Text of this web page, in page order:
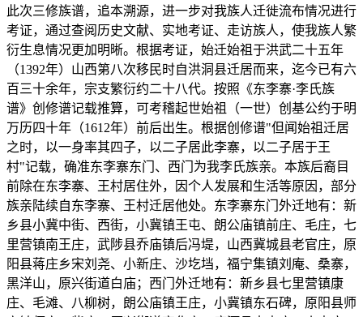
此次三修族谱，追本溯源，进一步对我族人迁徙流布情况进行
考证，通过查阅历史文献、实地考证、走访族人，使我族人繁
衍生息情况更加明晰。根据考证，始迁始祖于洪武二十五年
（1392年）山西第八次移民时自洪洞县迁居而来，迄今已有六
百三十余年，宗支繁衍约二十八代。按照《东李寨·李氏族
谱》创修谱记载推算，可考稽起世始祖（一世）创基公约于明
万历四十年（1612年）前后出生。根据创修谱"但闻始祖迁居
之时，以一身率其四子，以二子居此李寨，以二子居于王
村"记载，确准东李寨东门、西门为我李氏族亲。本族后裔目
前除在东李寨、王村居住外，因个人发展和生活等原因，部分
族亲陆续自东李寨、王村迁居他处。东李寨东门外迁地有：新
乡县小冀中街、西街，小冀镇王屯、朗公庙镇前庄、毛庄，七
里营镇南王庄，武陟县乔庙镇后冯堤，山西冀城县老官庄，原
阳县蒋庄乡宋刘尧、小新庄、沙圪垱，福宁集镇刘庵、桑寨，
黑洋山，原兴街道白庙；西门外迁地有：新乡县七里营镇康
庄、毛滩、八柳树，朗公庙镇王庄，小冀镇东石碑，原阳县师